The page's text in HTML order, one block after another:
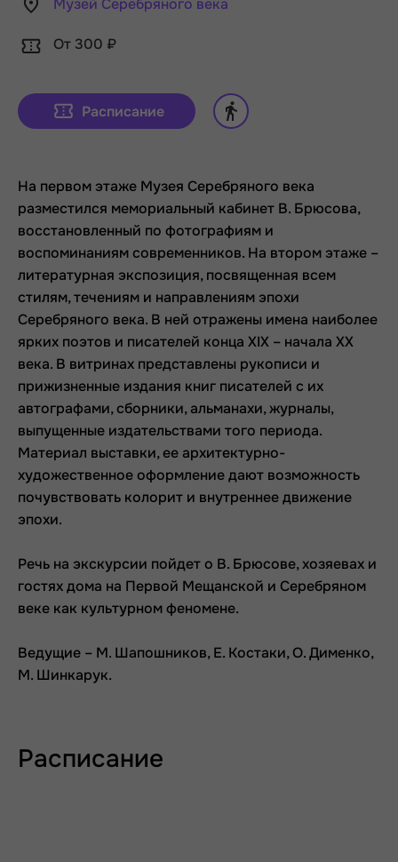
Музей Серебряного века
От 300 ₽
Расписание
На первом этаже Музея Серебряного века
разместился мемориальный кабинет В. Брюсова,
восстановленный по фотографиям и
воспоминаниям современников. На втором этаже –
литературная экспозиция, посвященная всем
стилям, течениям и направлениям эпохи
Серебряного века. В ней отражены имена наиболее
ярких поэтов и писателей конца XIX – начала XX
века. В витринах представлены рукописи и
прижизненные издания книг писателей с их
автографами, сборники, альманахи, журналы,
выпущенные издательствами того периода.
Материал выставки, ее архитектурно-
художественное оформление дают возможность
почувствовать колорит и внутреннее движение
эпохи.
Речь на экскурсии пойдет о В. Брюсове, хозяевах и
гостях дома на Первой Мещанской и Серебряном
веке как культурном феномене.
Ведущие – М. Шапошников, Е. Костаки, О. Дименко,
М. Шинкарук.
Расписание